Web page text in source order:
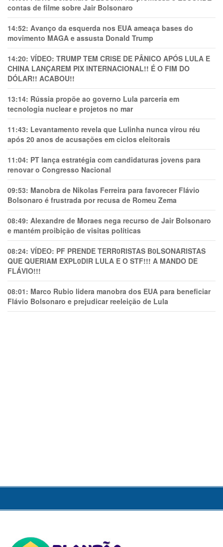
contas de filme sobre Jair Bolsonaro
14:52: Avanço da esquerda nos EUA ameaça bases do
movimento MAGA e assusta Donald Trump
14:20: VÍDEO: TRUMP TEM CRlSE DE PÂNlCO APÓS LULA E
CHINA LANÇAREM PIX INTERNACIONAL!! É O FIM DO
DÓLAR!! ACABOU!!
13:14: Rússia propõe ao governo Lula parceria em
tecnologia nuclear e projetos no mar
11:43: Levantamento revela que Lulinha nunca virou réu
após 20 anos de acusações em ciclos eleitorais
11:04: PT lança estratégia com candidaturas jovens para
renovar o Congresso Nacional
09:53: Manobra de Nikolas Ferreira para favorecer Flávio
Bolsonaro é frustrada por recusa de Romeu Zema
08:49: Alexandre de Moraes nega recurso de Jair Bolsonaro
e mantém proibição de visitas políticas
08:24: VÍDEO: PF PRENDE TERR0RlSTAS B0LSONARlSTAS
QUE QUERIAM EXPL0DlR LULA E O STF!!! A MANDO DE
FLÁVIO!!!
08:01: Marco Rubio lidera manobra dos EUA para beneficiar
Flávio Bolsonaro e prejudicar reeleição de Lula